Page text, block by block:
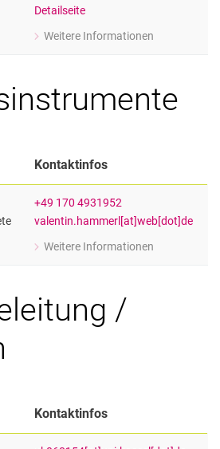
Detailseite
Weitere Informationen
zu Mirjana Petercol
Kontaktinfos
+49 170 4931952
valentin.hammerl[at]web[dot]de
Weitere Informationen
zu Valentin Hammerl
/
Kontaktinfos